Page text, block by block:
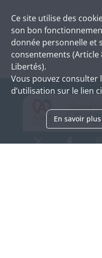
Ce site utilise des
son bon
donnée personnelle et
consentements
Libertés).
Vous pouvez consulter
d’utilisation sur le lien
En savoir plus